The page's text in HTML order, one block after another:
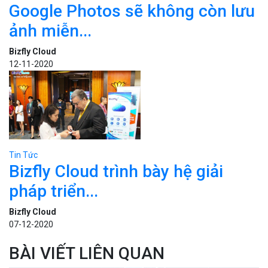
Google Photos sẽ không còn lưu
ảnh miễn...
Bizfly Cloud
12-11-2020
Tin Tức
Bizfly Cloud trình bày hệ giải
pháp triển...
Bizfly Cloud
07-12-2020
BÀI VIẾT LIÊN QUAN